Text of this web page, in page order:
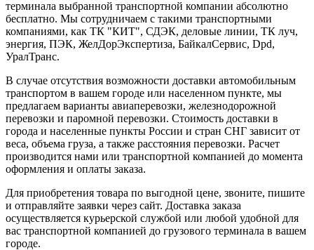
терминала выбранной транспортной компании абсолютно
бесплатно. Мы сотрудничаем с такими транспортными
компаниями, как ТК "КИТ", СДЭК, деловые линии, ТК луч,
энергия, ПЭК, ЖелДорЭкспертиза, БайкалСервис, Dpd,
УралТранс.
В случае отсутствия возможности доставки автомобильным
транспортом в вашем городе или населенном пункте, мы
предлагаем варианты авиаперевозки, железнодорожной
перевозки и паромной перевозки. Стоимость доставки в
города и населенные пункты России и стран СНГ зависит от
веса, объема груза, а также расстояния перевозки. Расчет
производится нами или транспортной компанией до момента
оформления и оплаты заказа.
Для приобретения товара по выгодной цене, звоните, пишите
и отправляйте заявки через сайт. Доставка заказа
осуществляется курьерской службой или любой удобной для
вас транспортной компанией до грузового терминала в вашем
городе.